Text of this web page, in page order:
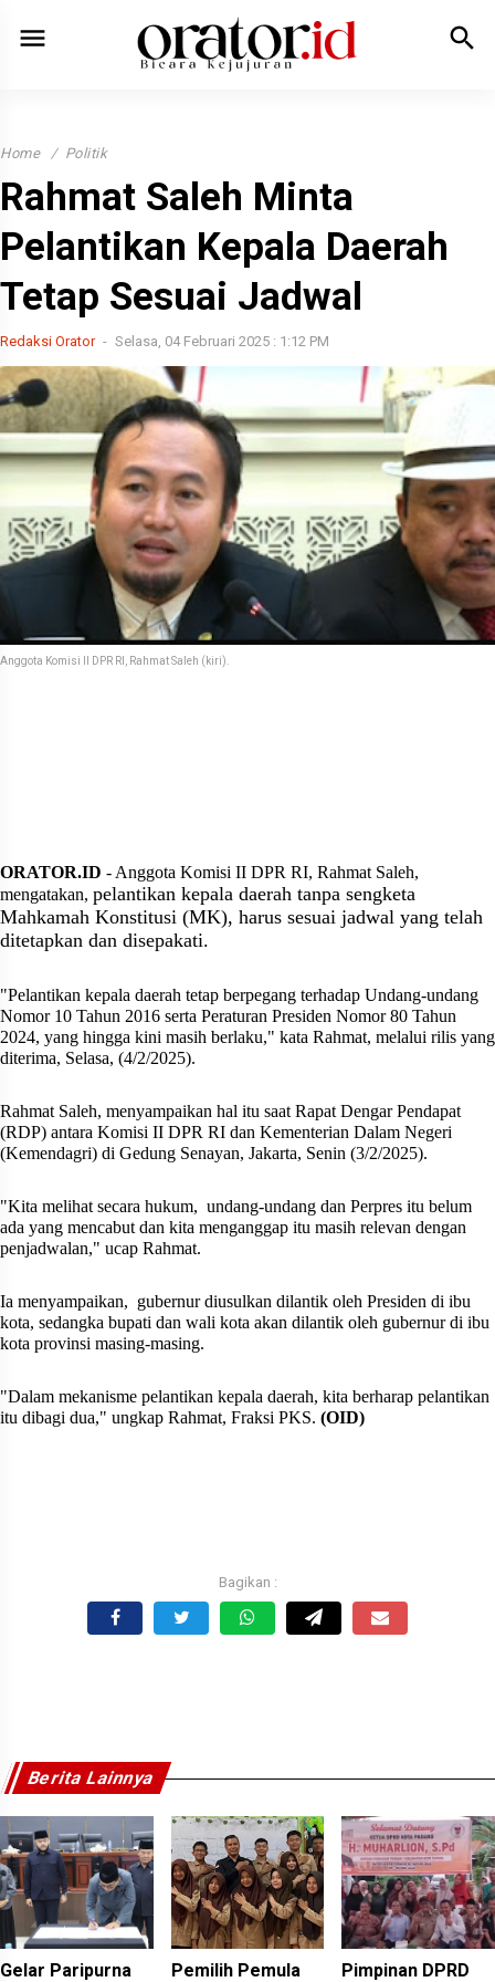
menu search
Home Politik
Rahmat Saleh Minta
Pelantikan Kepala Daerah
Tetap Sesuai Jadwal
Redaksi Orator Selasa, 04 Februari 2025 : 1:12 PM
Anggota Komisi II DPR RI, Rahmat Saleh (kiri).
ORATOR.ID - Anggota Komisi II DPR RI, Rahmat Saleh,
mengatakan, pelantikan kepala daerah tanpa sengketa
Mahkamah Konstitusi (MK), harus sesuai jadwal yang telah
ditetapkan dan disepakati.
"Pelantikan kepala daerah tetap berpegang terhadap Undang-undang
Nomor 10 Tahun 2016 serta Peraturan Presiden Nomor 80 Tahun
2024, yang hingga kini masih berlaku," kata Rahmat, melalui rilis yang
diterima, Selasa, (4/2/2025).
Rahmat Saleh, menyampaikan hal itu saat Rapat Dengar Pendapat
(RDP) antara Komisi II DPR RI dan Kementerian Dalam Negeri
(Kemendagri) di Gedung Senayan, Jakarta, Senin (3/2/2025).
"Kita melihat secara hukum, undang-undang dan Perpres itu belum
ada yang mencabut dan kita menganggap itu masih relevan dengan
penjadwalan," ucap Rahmat.
Ia menyampaikan, gubernur diusulkan dilantik oleh Presiden di ibu
kota, sedangka bupati dan wali kota akan dilantik oleh gubernur di ibu
kota provinsi masing-masing.
"Dalam mekanisme pelantikan kepala daerah, kita berharap pelantikan
itu dibagi dua," ungkap Rahmat, Fraksi PKS. (OID)
Berita Lainnya
Gelar Paripurna
Pemilih Pemula
Pimpinan DPRD